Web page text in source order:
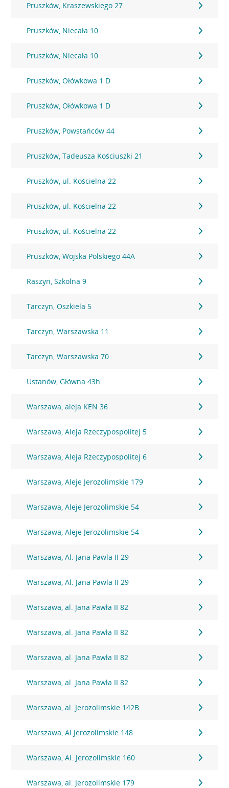
Pruszków, Kraszewskiego 27
Pruszków, Niecała 10
Pruszków, Niecała 10
Pruszków, Ołówkowa 1 D
Pruszków, Ołówkowa 1 D
Pruszków, Powstańców 44
Pruszków, Tadeusza Kościuszki 21
Pruszków, ul. Kościelna 22
Pruszków, ul. Kościelna 22
Pruszków, ul. Kościelna 22
Pruszków, Wojska Polskiego 44A
Raszyn, Szkolna 9
Tarczyn, Oszkiela 5
Tarczyn, Warszawska 11
Tarczyn, Warszawska 70
Ustanów, Główna 43h
Warszawa, aleja KEN 36
Warszawa, Aleja Rzeczypospolitej 5
Warszawa, Aleja Rzeczypospolitej 6
Warszawa, Aleje Jerozolimskie 179
Warszawa, Aleje Jerozolimskie 54
Warszawa, Aleje Jerozolimskie 54
Warszawa, Al. Jana Pawla II 29
Warszawa, Al. Jana Pawla II 29
Warszawa, al. Jana Pawła II 82
Warszawa, al. Jana Pawła II 82
Warszawa, al. Jana Pawła II 82
Warszawa, al. Jana Pawła II 82
Warszawa, al. Jerozolimskie 142B
Warszawa, Al.Jerozolimskie 148
Warszawa, Al. Jerozolimskie 160
Warszawa, al. Jerozolimskie 179